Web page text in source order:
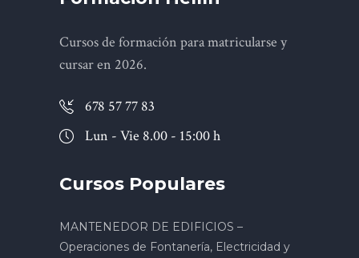
Cursos de formación para matricularse y
cursar en 2026.
678 57 77 83
Lun - Vie 8.00 - 15:00 h
Cursos Populares
MANTENEDOR DE EDIFICIOS –
Operaciones de Fontanería, Electricidad y